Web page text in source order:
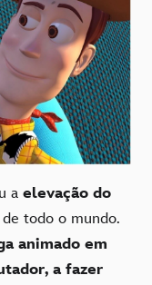
a elevação do
todo o mundo.
animado em
a fazer